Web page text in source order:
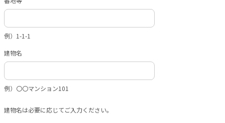
例）1-1-1
建物名
例）〇〇マンション101
建物名は必要に応じてご入力ください。